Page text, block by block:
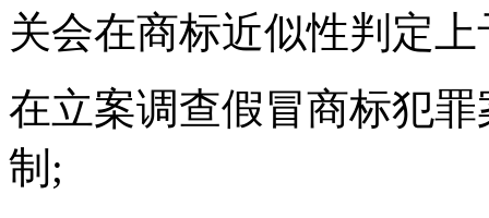
关会在商标近似性判
在立案调查假冒商标犯
制;